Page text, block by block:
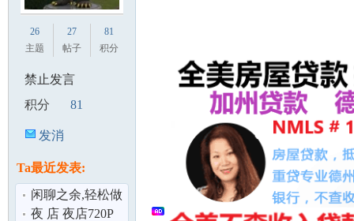
论
26
主题
27
帖子
81
积分
禁止发言
积分
81
发消
Ta最近发表:
闲聊之余,轻松做
个代购,不要再到
夜 店 夜店720P